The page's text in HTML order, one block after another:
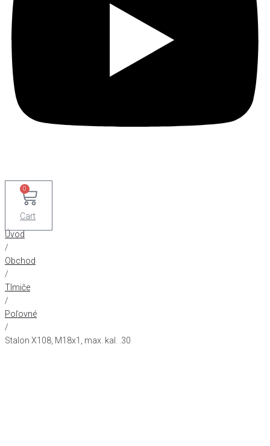
0
Cart
Úvod
/
Obchod
/
Tlmiče
/
Poľovné
/
Stalon X108, M18x1, max. kal. .30